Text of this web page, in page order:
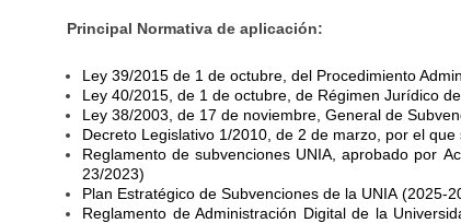
Principal Normativa de aplicación:
Ley 39/2015 de 1 de octubre, del Procedimiento
Ley 40/2015, de 1 de octubre, de Régimen Jurídico
Ley 38/2003, de 17 de noviembre, General de
Decreto Legislativo 1/2010, de 2 de marzo, por el
Reglamento de subvenciones UNIA, aprobado por
23/2023)
Plan Estratégico de Subvenciones de la UNIA (2025-
Reglamento de Administración Digital de la